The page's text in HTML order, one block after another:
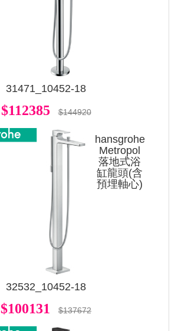
31471_10452-18
$112385 $144920
hansgrohe
Metropol
落地式浴
缸龍頭(含
預埋軸心)
32532_10452-18
$100131 $137672